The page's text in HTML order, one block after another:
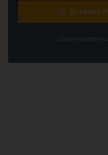
Recevoir
Sans engagement